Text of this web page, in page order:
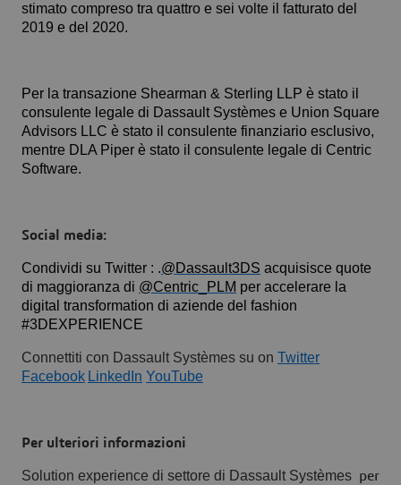
stimato compreso tra quattro e sei volte il fatturato del
2019 e del 2020.
Per la transazione Shearman & Sterling LLP è stato il
consulente legale di Dassault Systèmes e Union Square
Advisors LLC è stato il consulente finanziario esclusivo,
mentre DLA Piper è stato il consulente legale di Centric
Software.
Social media:
Condividi su Twitter : .@Dassault3DS acquisisce quote
di maggioranza di @Centric_PLM per accelerare la
digital transformation di aziende del fashion
#3DEXPERIENCE
Connettiti con Dassault Systèmes su on Twitter
Facebook LinkedIn YouTube
Per ulteriori informazioni
Solution experience di settore di Dassault Systèmes per